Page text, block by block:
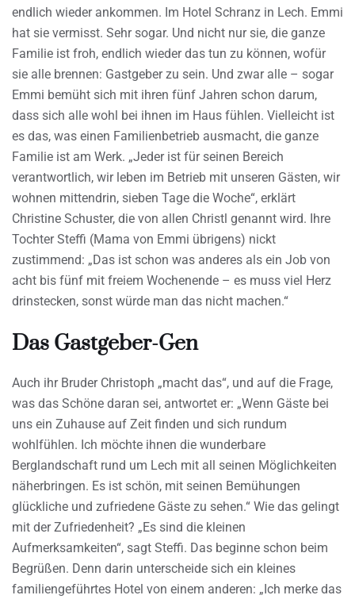
endlich wieder ankommen. Im Hotel Schranz in Lech. Emmi
hat sie vermisst. Sehr sogar. Und nicht nur sie, die ganze
Familie ist froh, endlich wieder das tun zu können, wofür
sie alle brennen: Gastgeber zu sein. Und zwar alle – sogar
Emmi bemüht sich mit ihren fünf Jahren schon darum,
dass sich alle wohl bei ihnen im Haus fühlen. Vielleicht ist
es das, was einen Familienbetrieb ausmacht, die ganze
Familie ist am Werk. „Jeder ist für seinen Bereich
verantwortlich, wir leben im Betrieb mit unseren Gästen, wir
wohnen mittendrin, sieben Tage die Woche“, erklärt
Christine Schuster, die von allen Christl genannt wird. Ihre
Tochter Steffi (Mama von Emmi übrigens) nickt
zustimmend: „Das ist schon was anderes als ein Job von
acht bis fünf mit freiem Wochenende – es muss viel Herz
drinstecken, sonst würde man das nicht machen.“
Das Gastgeber-Gen
Auch ihr Bruder Christoph „macht das“, und auf die Frage,
was das Schöne daran sei, antwortet er: „Wenn Gäste bei
uns ein Zuhause auf Zeit finden und sich rundum
wohlfühlen. Ich möchte ihnen die wunderbare
Berglandschaft rund um Lech mit all seinen Möglichkeiten
näherbringen. Es ist schön, mit seinen Bemühungen
glückliche und zufriedene Gäste zu sehen.“ Wie das gelingt
mit der Zufriedenheit? „Es sind die kleinen
Aufmerksamkeiten“, sagt Steffi. Das beginne schon beim
Begrüßen. Denn darin unterscheide sich ein kleines
familiengeführtes Hotel von einem anderen: „Ich merke das